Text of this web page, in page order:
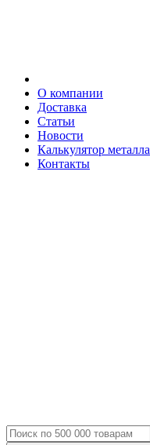
О компании
Доставка
Статьи
Новости
Калькулятор металла
Контакты